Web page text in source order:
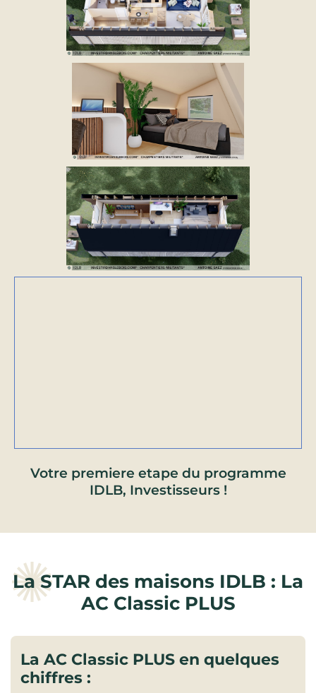
Votre premiere etape du programme
IDLB, Investisseurs !
La STAR des maisons IDLB : La
AC Classic PLUS
La AC Classic PLUS en quelques
chiffres :